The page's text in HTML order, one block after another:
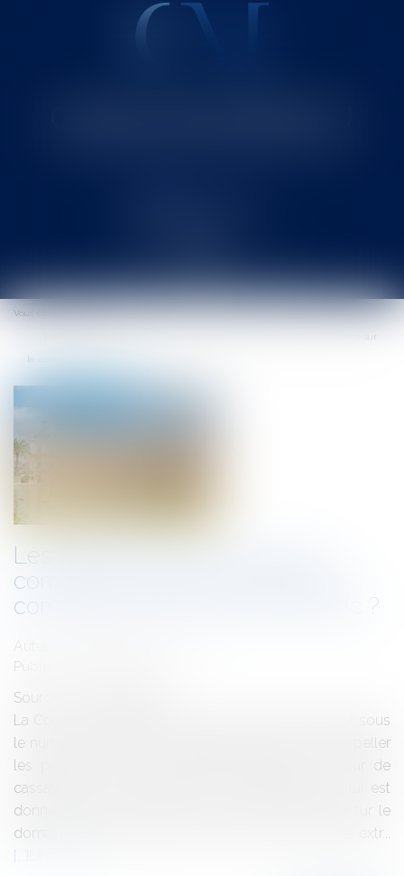
Ouvrir
le
Vous êtes ici :
Les bateaux du Luxembourg :
comment exploiter un fonds de
commerce sur le domaine public ?
Auteur : DROUINEAU Thomas
Publié le :
Source :
La Cour de cassation le 5 avril 2018 a rendu un arrêt sous
le numéro 17-10466 dont la lecture ne peut qu'interpeller
les praticiens de la domanialité publique. La Cour de
cassation vient considérer, au cas particulier qui lui est
donné, qu'il n'existe pas de fonds de commerce sur le
domaine public en question. Il s'agit d'une activité extr...